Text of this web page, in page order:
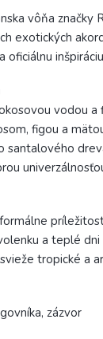
vôňa
exotických
oficiálnu
vodou
figou a
santalového
a teplé dni
tropické a
zázvor